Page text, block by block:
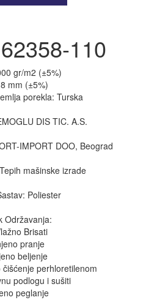
110
gr/m2 (±5%)
mm (±5%)
porekla: Turska
DIS TIC. A.S.
IMPORT DOO, Beograd
mašinske izrade
Poliester
Održavanja:
Brisati
pranje
beljenje
perhloretilenom
podlogu i sušiti
peglanje